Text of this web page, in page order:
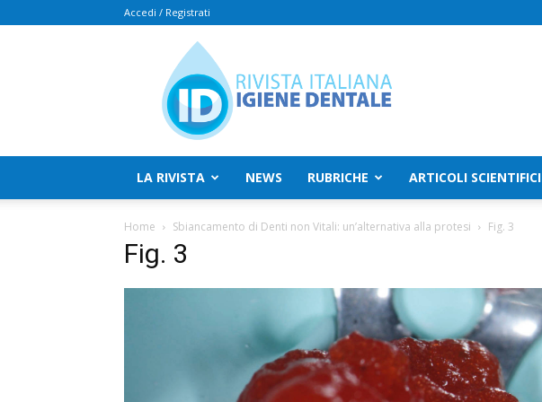
Accedi / Registrati
Rivista
Italiana
Igiene
Dentale
LA RIVISTA NEWS RUBRICHE ARTICOLI SCIENTIFICI
Home Sbiancamento di Denti non Vitali: un’alternativa alla protesi Fig. 3
Fig. 3